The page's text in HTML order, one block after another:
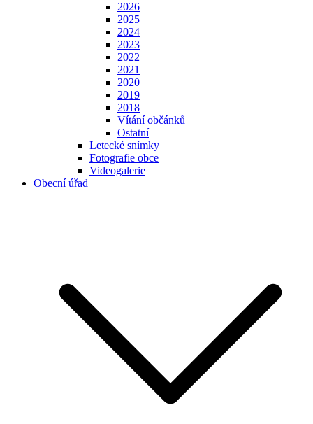
2026
2025
2024
2023
2022
2021
2020
2019
2018
Vítání občánků
Ostatní
Letecké snímky
Fotografie obce
Videogalerie
Obecní úřad